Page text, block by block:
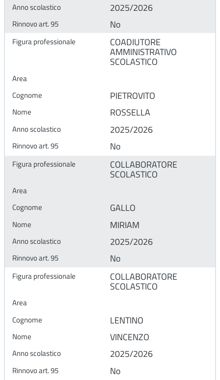
2025/2026
No
COADIUTORE
AMMINISTRATIVO
SCOLASTICO
PIETROVITO
ROSSELLA
2025/2026
No
COLLABORATORE
SCOLASTICO
GALLO
MIRIAM
2025/2026
No
COLLABORATORE
SCOLASTICO
LENTINO
VINCENZO
2025/2026
No